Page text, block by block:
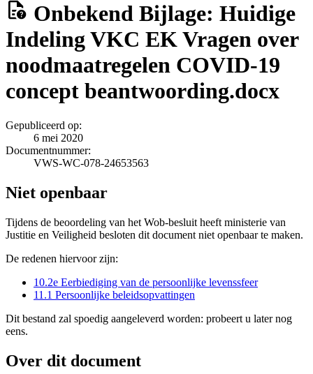
Onbekend Bijlage: Huidige
Indeling VKC EK Vragen over
noodmaatregelen COVID‐19
concept beantwoording.docx
Gepubliceerd op:
6 mei 2020
Documentnummer:
VWS-WC-078-24653563
Niet openbaar
Tijdens de beoordeling van het Wob-besluit heeft ministerie van
Justitie en Veiligheid besloten dit document niet openbaar te maken.
De redenen hiervoor zijn:
10.2e Eerbiediging van de persoonlijke levenssfeer
11.1 Persoonlijke beleidsopvattingen
Dit bestand zal spoedig aangeleverd worden: probeert u later nog
eens.
Over dit document